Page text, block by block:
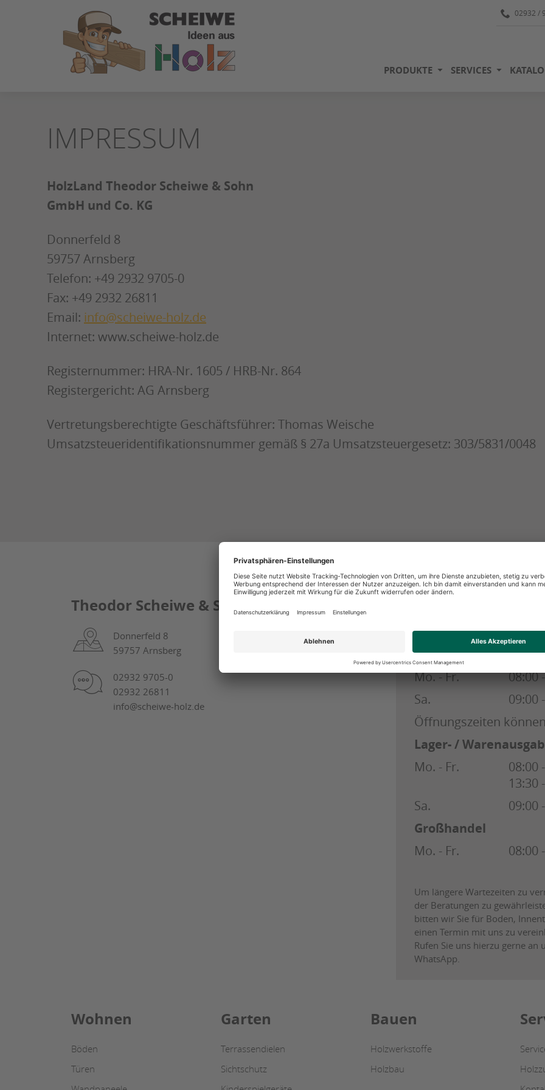
SEITENINHALT
SPRINGEN
02932 /
PRODUKTE SERVICES
IMPRESSUM
HolzLand Theodor Scheiwe & Sohn
GmbH und Co. KG
Donnerfeld 8
59757 Arnsberg
Telefon: +49 2932 9705-0
Fax: +49 2932 26811
Email: info@scheiwe-holz.de
Internet: www.scheiwe-holz.de
Registernummer: HRA-Nr. 1605 / HRB-Nr. 864
Registergericht: AG Arnsberg
Vertretungsberechtigte Geschäftsführer: Thomas Weische
Umsatzsteueridentifikationsnummer gemäß § 27a Umsatzsteuergesetz: 303/5831/0048
Theodor Scheiwe & Sohn GmbH Co. KG
Donnerfeld 8
59757 Arnsberg
02932 9705-0
02932 26811
info@scheiwe-holz.de
Einzelhandel /
Mo. - Fr.
08:00
Sa.
09:00
Öffnungszeiten
Lager- /
Mo. - Fr.
08:00
13:30
Sa.
09:00
Großhandel
Mo. - Fr.
08:00
Um längere Wartezeiten zu
der Beratungen zu
bitten wir Sie für Boden,
einen Termin mit uns zu
Rufen Sie uns hierzu gerne
WhatsApp.
Wohnen
Böden
Türen
Garten
Terrassendielen
Sichtschutz
Bauen
Holzwerkstoffe
Holzbau